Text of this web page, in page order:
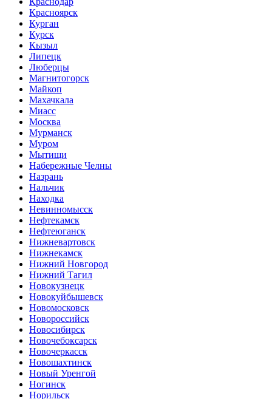
Красноярск
Курган
Курск
Кызыл
Липецк
Люберцы
Магнитогорск
Майкоп
Махачкала
Миасс
Москва
Мурманск
Муром
Мытищи
Набережные Челны
Назрань
Нальчик
Находка
Невинномысск
Нефтекамск
Нефтеюганск
Нижневартовск
Нижнекамск
Нижний Новгород
Нижний Тагил
Новокузнецк
Новокуйбышевск
Новомосковск
Новороссийск
Новосибирск
Новочебоксарск
Новочеркасск
Новошахтинск
Новый Уренгой
Ногинск
Норильск